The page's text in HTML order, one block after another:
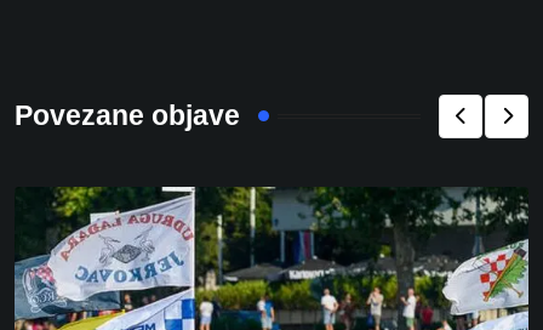
Povezane objave